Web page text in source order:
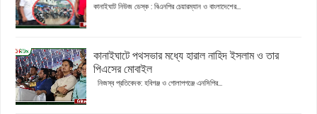
কানাইঘাট নিউজ ডেস্ক : বিএনপির চেয়ারম্যান ও বাংলাদেশের...
কানাইঘাটে পথসভার মধ্যে হারাল নাহিদ ইসলাম ও তার
পিএসের মোবাইল
নিজস্ব প্রতিবেদক: হবিগঞ্জ ও গোলাপগঞ্জে এনসিপির...